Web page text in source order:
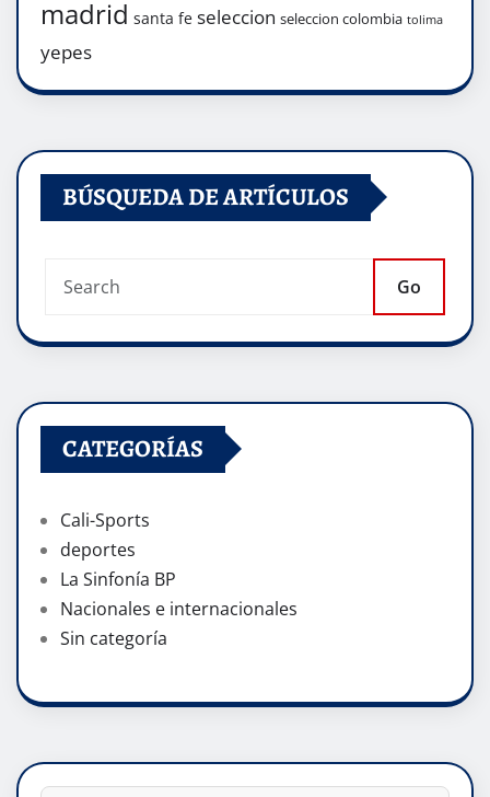
madrid santa fe seleccion seleccion colombia tolima
yepes
BÚSQUEDA DE ARTÍCULOS
Go
CATEGORÍAS
Cali-Sports
deportes
La Sinfonía BP
Nacionales e internacionales
Sin categoría